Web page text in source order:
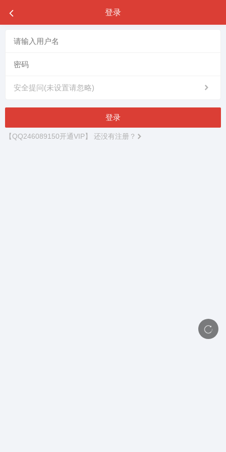
登录
安全提问(未设置请忽略)
登录
【QQ246089150开通VIP】 还没有注册？